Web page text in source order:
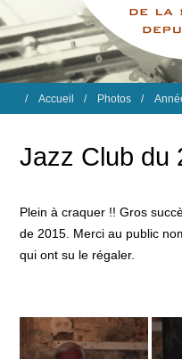
Accueil Photos
Jazz Club du
Plein à craquer !! Gros
de 2015. Merci au public
qui ont su le régaler.